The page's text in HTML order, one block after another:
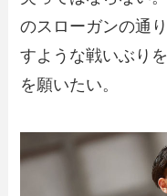
のスローガンの通
すような戦いぶり
を願いたい。